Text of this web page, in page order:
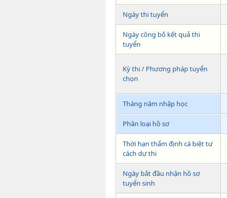
Ngày thi tuyển
Ngày công bố kết quả thi
tuyển
Kỳ thi / Phương pháp tuyển
chọn
Tháng năm nhập học
Phân loại hồ sơ
Thời hạn thẩm định cá biệt tư
cách dự thi
Ngày bắt đầu nhận hồ sơ
tuyển sinh